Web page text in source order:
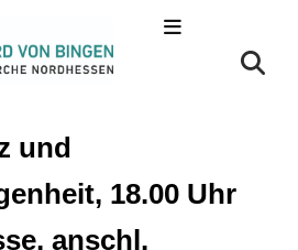
und
18.00 Uhr
anschl.